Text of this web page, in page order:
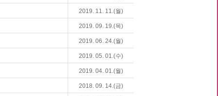
2019. 11. 11.(월)
2019. 09. 19.(목)
2019. 06. 24.(월)
2019. 05. 01.(수)
2019. 04. 01.(월)
2018. 09. 14.(금)